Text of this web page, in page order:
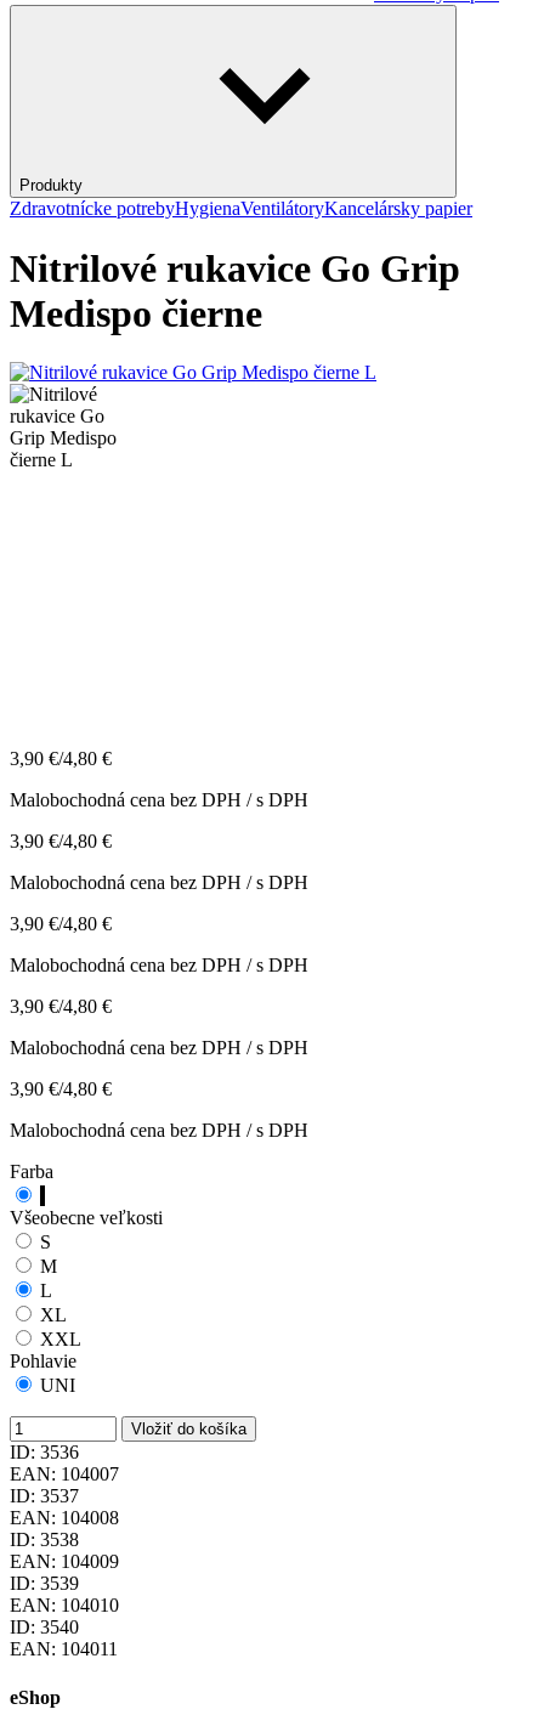
Produkty
Zdravotnícke potrebyHygienaVentilátoryKancelársky papier
Nitrilové rukavice Go Grip
Medispo čierne
3,90 €/4,80 €
Malobochodná cena bez DPH / s DPH
3,90 €/4,80 €
Malobochodná cena bez DPH / s DPH
3,90 €/4,80 €
Malobochodná cena bez DPH / s DPH
3,90 €/4,80 €
Malobochodná cena bez DPH / s DPH
3,90 €/4,80 €
Malobochodná cena bez DPH / s DPH
Farba
Všeobecne veľkosti
S
M
L
XL
XXL
Pohlavie
UNI
Vložiť do košíka
ID: 3536
EAN: 104007
ID: 3537
EAN: 104008
ID: 3538
EAN: 104009
ID: 3539
EAN: 104010
ID: 3540
EAN: 104011
eShop